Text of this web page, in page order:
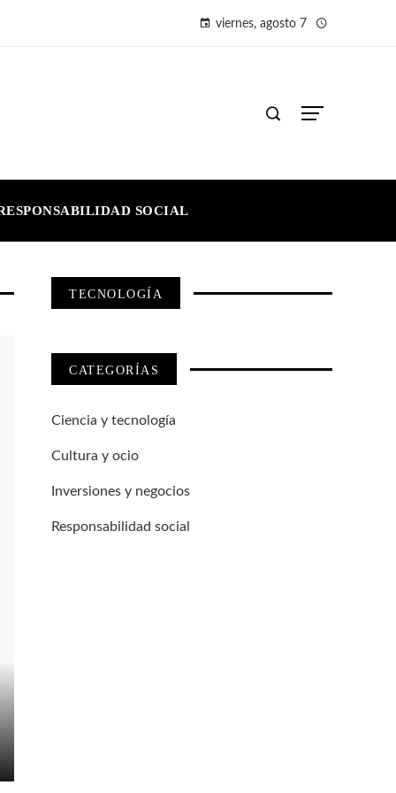
viernes, agosto 7
SOCIAL
TECNOLOGÍA
CATEGORÍAS
Ciencia y tecnología
Cultura y ocio
Inversiones y negocios
Responsabilidad social